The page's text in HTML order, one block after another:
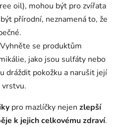
oil), mohou být pro zvířata
přírodní, neznamená to, že
Vyhněte se produktům
jako jsou sulfáty nebo
dráždit pokožku a narušit její
vrstvu.
pro mazlíčky nejen zlepší
k jejich celkovému zdraví.